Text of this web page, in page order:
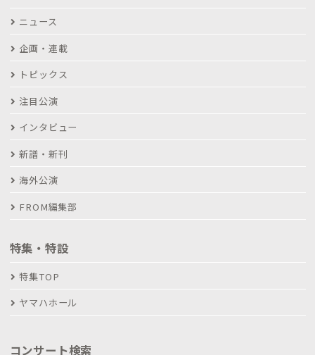
ニュース
企画・連載
トピックス
注目公演
インタビュー
新譜・新刊
海外公演
FROM編集部
特集・特設
特集TOP
ヤマハホール
コンサート検索